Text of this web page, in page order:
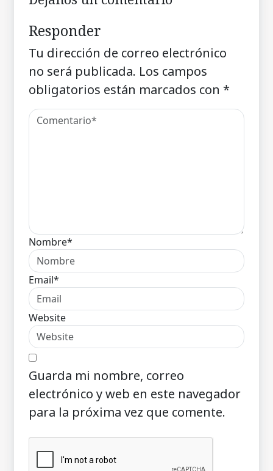
Responder
Tu dirección de correo electrónico
no será publicada. Los campos
obligatorios están marcados con *
Nombre*
Email*
Website
Guarda mi nombre, correo
electrónico y web en este navegador
para la próxima vez que comente.